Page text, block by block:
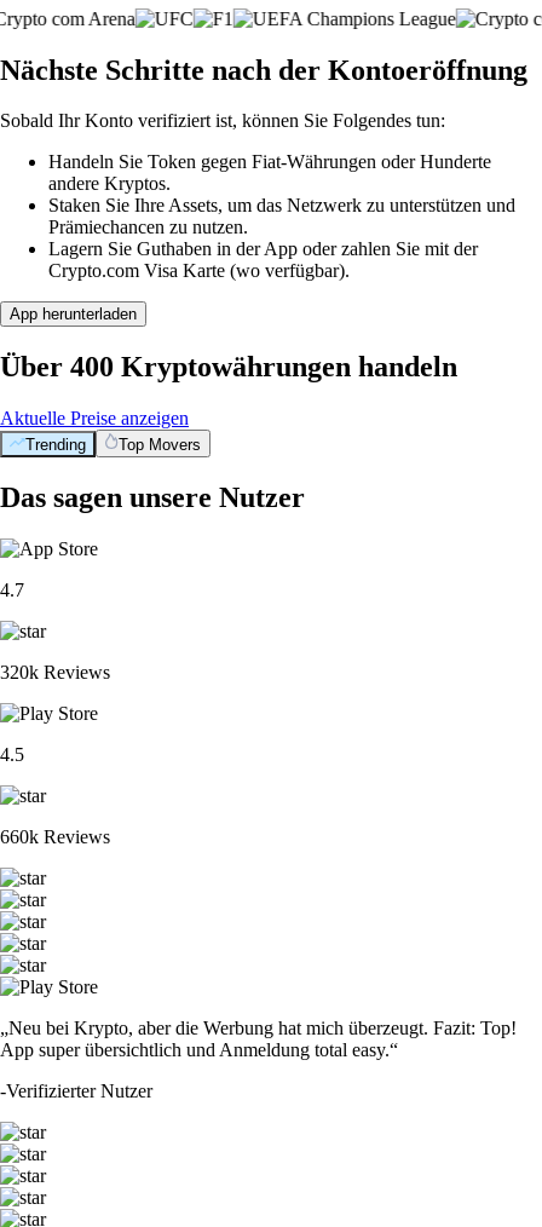
Nächste Schritte nach der Kontoeröffnung
Sobald Ihr Konto verifiziert ist, können Sie Folgendes tun:
Handeln Sie Token gegen Fiat-Währungen oder Hunderte
andere Kryptos.
Staken Sie Ihre Assets, um das Netzwerk zu unterstützen und
Prämiechancen zu nutzen.
Lagern Sie Guthaben in der App oder zahlen Sie mit der
Crypto.com Visa Karte (wo verfügbar).
App herunterladen
Über 400 Kryptowährungen handeln
Aktuelle Preise anzeigen
Trending Top Movers
Das sagen unsere Nutzer
4.7
320k Reviews
4.5
660k Reviews
„Neu bei Krypto, aber die Werbung hat mich überzeugt. Fazit: Top!
App super übersichtlich und Anmeldung total easy.“
-Verifizierter Nutzer